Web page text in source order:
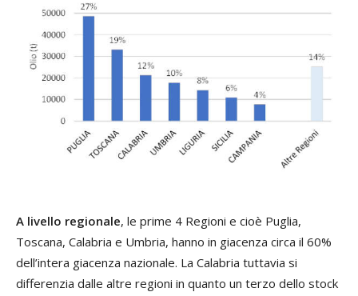
A livello regionale, le prime 4 Regioni e cioè Puglia,
Toscana, Calabria e Umbria, hanno in giacenza circa il 60%
dell’intera giacenza nazionale. La Calabria tuttavia si
differenzia dalle altre regioni in quanto un terzo dello stock